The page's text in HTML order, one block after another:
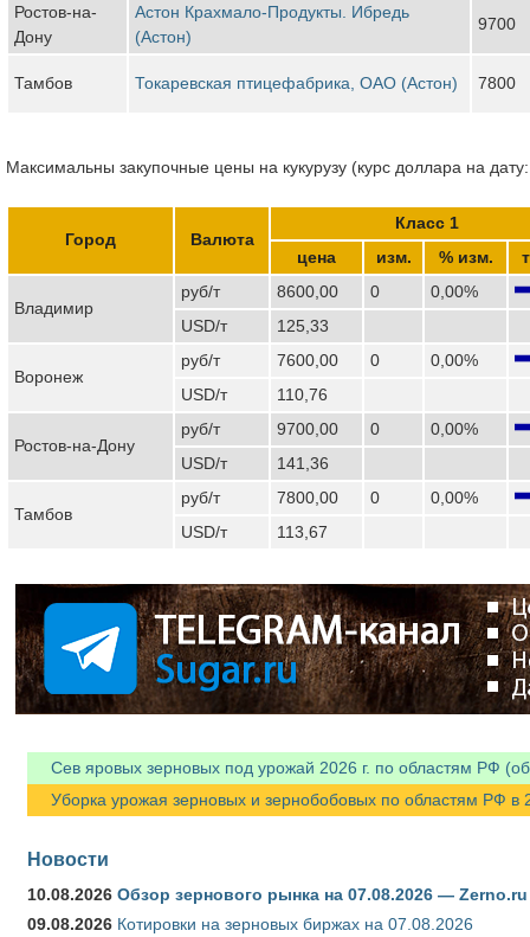
Ростов-на-
Дону
Астон Крахмало-Продукты. Ибредь
(Астон)
9700
Тамбов Токаревская птицефабрика, ОАО (Астон) 7800
Максимальны закупочные цены на кукурузу (курс доллара на
Город Валюта
Класс 1
цена
изм. % изм.
Владимир
руб/т 8600,00 0
0,00%
USD/т
125,33
Воронеж
руб/т 7600,00 0
0,00%
USD/т
110,76
Ростов-на-Дону
руб/т 9700,00 0
0,00%
USD/т
141,36
Тамбов
руб/т 7800,00 0
0,00%
USD/т
113,67
Сев яровых зерновых под урожай 2026 г. по областям РФ
Уборка урожая зерновых и зернобобовых по областям РФ в
Новости
10.08.2026 Обзор зернового рынка на 07.08.2026 — Zerno.ru
09.08.2026 Котировки на зерновых биржах на 07.08.2026